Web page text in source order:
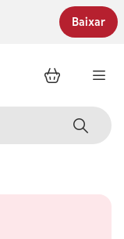
Baixar